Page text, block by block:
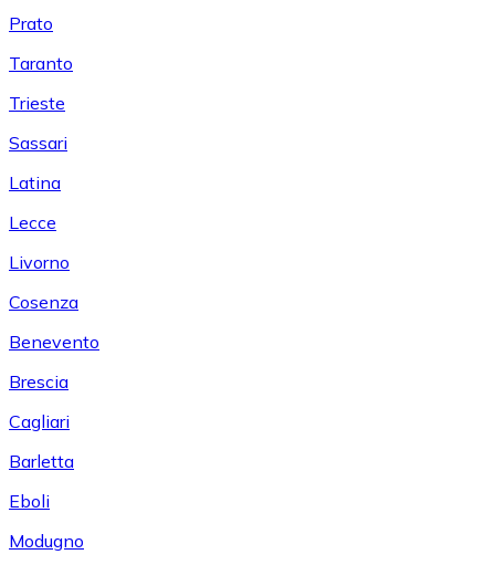
Prato
Taranto
Trieste
Sassari
Latina
Lecce
Livorno
Cosenza
Benevento
Brescia
Cagliari
Barletta
Eboli
Modugno